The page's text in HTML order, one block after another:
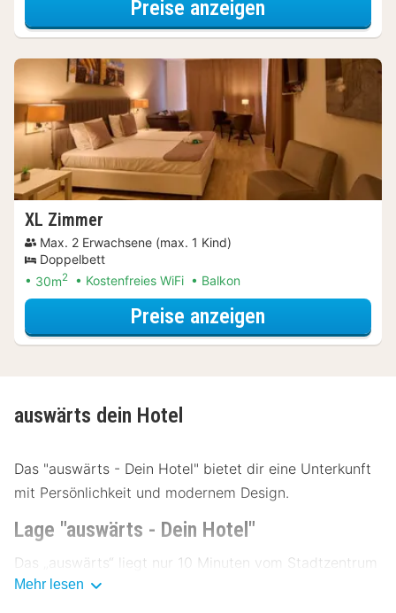
Preise anzeigen
XL Zimmer
Max. 2 Erwachsene (max. 1 Kind)
Doppelbett
30m2 Kostenfreies WiFi Balkon
Preise anzeigen
auswärts dein Hotel
Das "auswärts - Dein Hotel" bietet dir eine Unterkunft
mit Persönlichkeit und modernem Design.
Lage "auswärts - Dein Hotel"
Das „auswärts“ liegt nur 10 Minuten vom Stadtzentrum
von Schmallenberg und lediglich eine Gehminute vom
Mehr lesen